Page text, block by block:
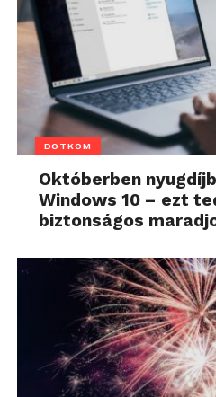
DOTKOM
Októberben
Windows 10 – ezt
biztonságos